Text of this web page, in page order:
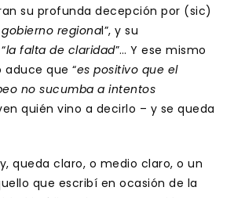
su profunda decepción por (sic)
regional”, y su
la falta de claridad”… Y ese mismo
aduce que “es positivo que el
no sucumba a intentos
quién vino a decirlo – y se queda
queda claro, o medio claro, o un
que escribí en ocasión de la